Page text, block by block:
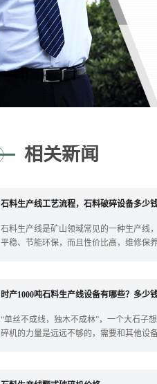
相关新闻
石料生产线工艺流程，石料破碎设备多少钱
石料生产线是矿山领域常见的一种生产线
平稳、节能环保，而且性价比高，维修保
时产1000吨石料生产线设备有哪些？多少钱
“单丝不成线，独木不成林”，一个大石子
碎机的力量是远远不够的，需要和其他设